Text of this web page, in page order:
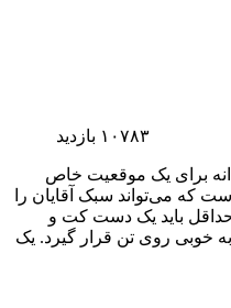
۱۰۷۸۳ بازدید
برای یک موقعیت خاص
که می‌تواند سبک آقایان را
باید یک دست کت و
خوبی روی تن قرار گیرد. یک